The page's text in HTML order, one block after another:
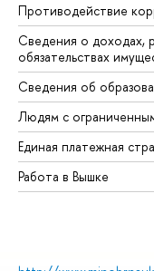
Противодействие
Сведения о доходах,
обязательствах
Сведения об
Людям с
Единая платежная
Работа в Вышке